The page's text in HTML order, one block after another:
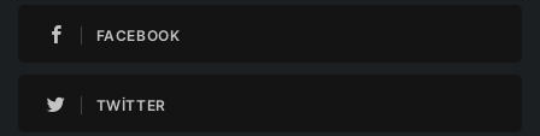
FACEBOOK
TWITTER